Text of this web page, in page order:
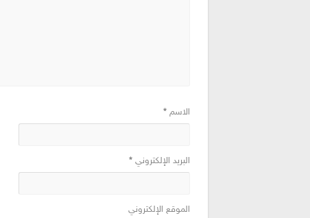
الاسم*
البريد الإلكتروني*
الموقع الإلكتروني